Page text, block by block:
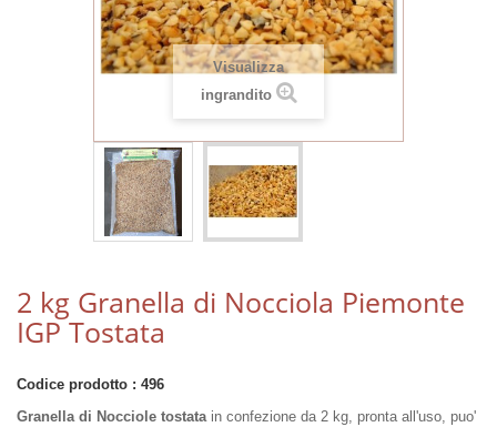
Visualizza
ingrandito
2 kg Granella di Nocciola Piemonte
IGP Tostata
Codice prodotto : 496
Granella di Nocciole tostatain confezione da 2 kg, pronta all'uso, puo'